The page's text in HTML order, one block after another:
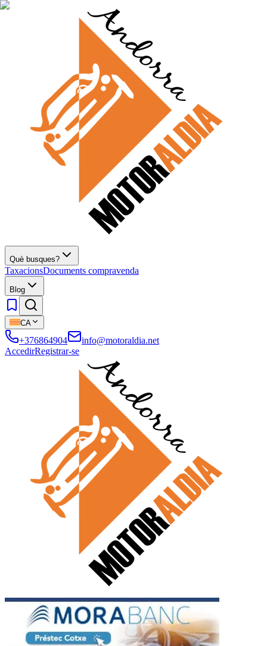
Què busques?
TaxacionsDocuments compravenda
Blog
CA
+376864904
info@motoraldia.net
AccedirRegistrar-se